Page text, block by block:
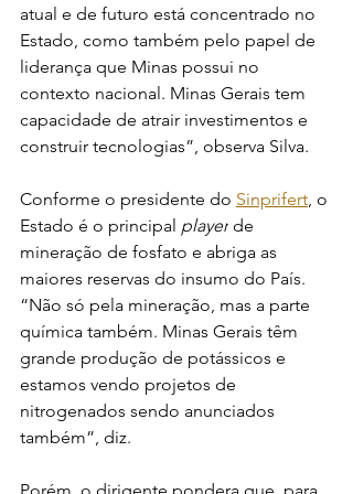
atual e de futuro está concentrado no
Estado, como também pelo papel de
liderança que Minas possui no
contexto nacional. Minas Gerais tem
capacidade de atrair investimentos e
construir tecnologias”, observa Silva.
Conforme o presidente do Sinprifert, o
Estado é o principal player de
mineração de fosfato e abriga as
maiores reservas do insumo do País.
“Não só pela mineração, mas a parte
química também. Minas Gerais têm
grande produção de potássicos e
estamos vendo projetos de
nitrogenados sendo anunciados
também”, diz.